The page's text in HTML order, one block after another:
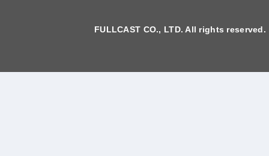
FULLCAST CO., LTD. All rights reserved.